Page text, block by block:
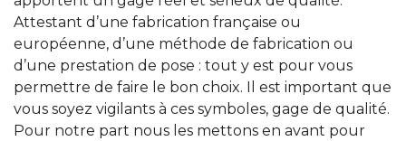
Attestant d’une fabrication française ou
européenne, d’une méthode de fabrication ou
d’une prestation de pose : tout y est pour vous
permettre de faire le bon choix. Il est important que
vous soyez vigilants à ces symboles, gage de qualité.
Pour notre part nous les mettons en avant pour